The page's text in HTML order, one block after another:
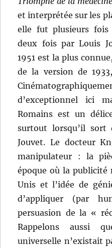
et interprétée sur les
elle fut plusieurs fois
deux fois par Louis
1951 est la plus
de la version de
d’exceptionnel ici
Romains est un
surtout lorsqu’il sort
Jouvet. Le docteur
manipulateur : la
époque où la
Unis et l’idée de
d’appliquer (par
persuasion de la «
Rappelons aussi
universelle n’existait